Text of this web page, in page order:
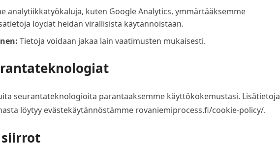
analytiikkatyökaluja, kuten Google Analytics, ymmärtääksemme
löydät heidän virallisista käytännöistään.
Tietoja voidaan jakaa lain vaatimusten mukaisesti.
seurantateknologioita parantaaksemme käyttökokemustasi. Lisätietoja
löytyy evästekäytännöstämme rovaniemiprocess.fi/cookie-policy/.
siirrot